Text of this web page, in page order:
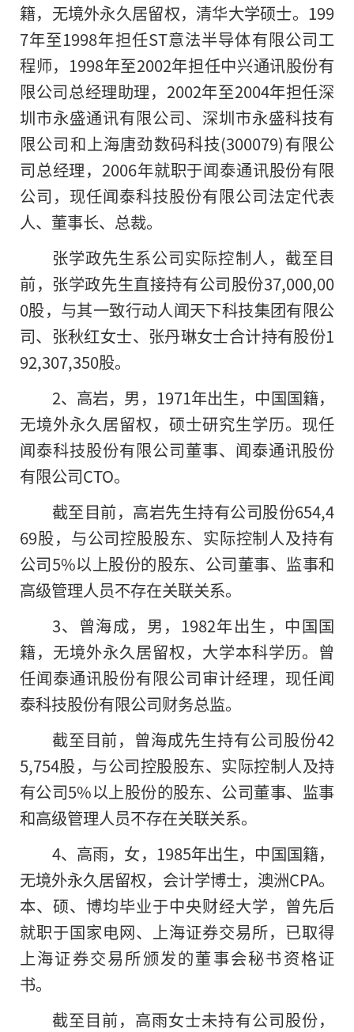
籍，无境外永久居留权，清华大学硕士。199
7年至1998年担任ST意法半导体有限公司工
程师，1998年至2002年担任中兴通讯股份有
限公司总经理助理，2002年至2004年担任深
圳市永盛通讯有限公司、深圳市永盛科技有
限公司和上海唐劲数码科技(300079)有限公
司总经理，2006年就职于闻泰通讯股份有限
公司，现任闻泰科技股份有限公司法定代表
人、董事长、总裁。
张学政先生系公司实际控制人，截至目
前，张学政先生直接持有公司股份37,000,00
0股，与其一致行动人闻天下科技集团有限公
司、张秋红女士、张丹琳女士合计持有股份1
92,307,350股。
2、高岩，男，1971年出生，中国国籍，
无境外永久居留权，硕士研究生学历。现任
闻泰科技股份有限公司董事、闻泰通讯股份
有限公司CTO。
截至目前，高岩先生持有公司股份654,4
69股，与公司控股股东、实际控制人及持有
公司5%以上股份的股东、公司董事、监事和
高级管理人员不存在关联关系。
3、曾海成，男，1982年出生，中国国
籍，无境外永久居留权，大学本科学历。曾
任闻泰通讯股份有限公司审计经理，现任闻
泰科技股份有限公司财务总监。
截至目前，曾海成先生持有公司股份42
5,754股，与公司控股股东、实际控制人及持
有公司5%以上股份的股东、公司董事、监事
和高级管理人员不存在关联关系。
4、高雨，女，1985年出生，中国国籍，
无境外永久居留权，会计学博士，澳洲CPA。
本、硕、博均毕业于中央财经大学，曾先后
就职于国家电网、上海证券交易所，已取得
上海证券交易所颁发的董事会秘书资格证
书。
截至目前，高雨女士未持有公司股份，